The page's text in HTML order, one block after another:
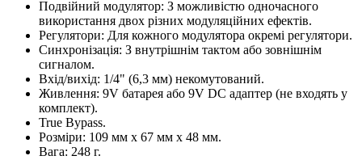
Подвійний модулятор: З можливістю одночасного
використання двох різних модуляційних ефектів.
Регулятори: Для кожного модулятора окремі регулятори.
Синхронізація: З внутрішнім тактом або зовнішнім
сигналом.
Вхід/вихід: 1/4" (6,3 мм) некомутований.
Живлення: 9V батарея або 9V DC адаптер (не входять у
комплект).
True Bypass.
Розміри: 109 мм x 67 мм x 48 мм.
Вага: 248 г.